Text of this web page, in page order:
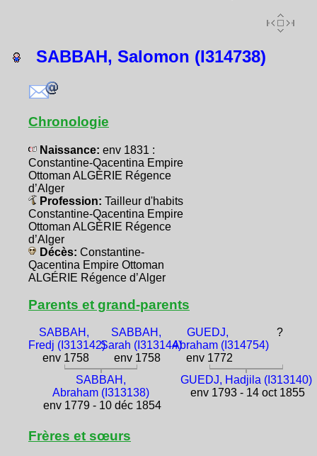
SABBAH, Salomon (I314738)
Chronologie
Naissance: env 1831 :
Constantine-Qacentina Empire
Ottoman ALGÉRIE Régence
d’Alger
Profession: Tailleur d'habits
Constantine-Qacentina Empire
Ottoman ALGÉRIE Régence
d’Alger
Décès: Constantine-
Qacentina Empire Ottoman
ALGÉRIE Régence d’Alger
Parents et grand-parents
SABBAH,
Fredj (I313142)
env 1758
SABBAH,
Sarah (I313144)
env 1758
GUEDJ,
Abraham (I314754)
env 1772
?
SABBAH,
Abraham (I313138)
env 1779 - 10 déc 1854
GUEDJ, Hadjila (I313140)
env 1793 - 14 oct 1855
Frères et sœurs